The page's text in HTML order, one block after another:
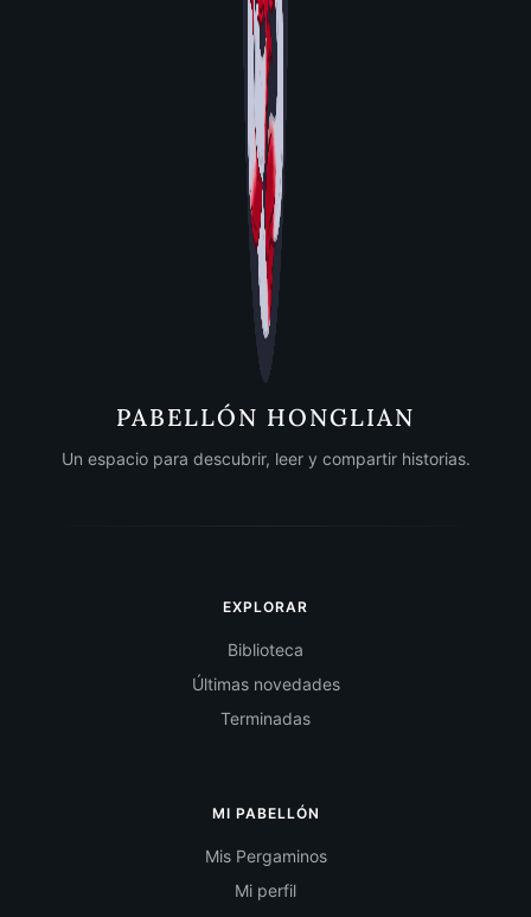
PABELLÓN HONGLIAN
Un espacio para descubrir, leer y compartir historias.
EXPLORAR
Biblioteca
Últimas novedades
Terminadas
MI PABELLÓN
Mis Pergaminos
Mi perfil